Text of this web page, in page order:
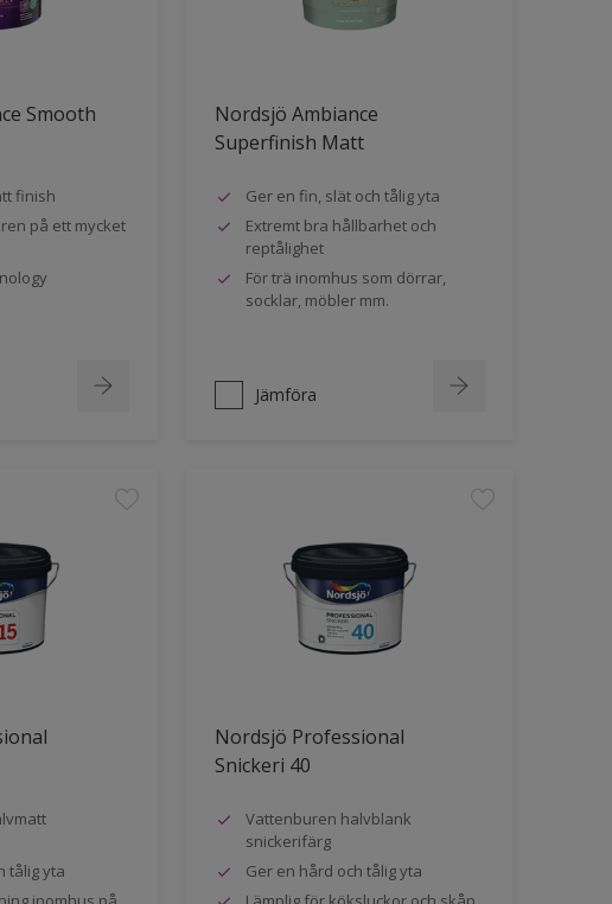
Smooth
finish
på ett mycket
Nordsjö Ambiance
Superfinish Matt
Ger en fin, slät och tålig yta
Extremt bra hållbarhet och
reptålighet
För trä inomhus som dörrar,
socklar, möbler mm.
Jämföra
tålig yta
Nordsjö Professional
Snickeri 40
Vattenburen halvblank
snickerifärg
Ger en hård och tålig yta